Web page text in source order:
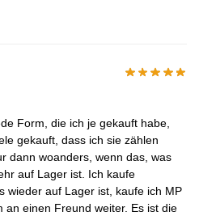
Form, die ich je gekauft habe,
gekauft, dass ich sie zählen
dann woanders, wenn das, was
auf Lager ist. Ich kaufe
wieder auf Lager ist, kaufe ich MP
an einen Freund weiter. Es ist die